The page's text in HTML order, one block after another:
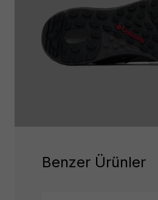
Benzer Ürünler